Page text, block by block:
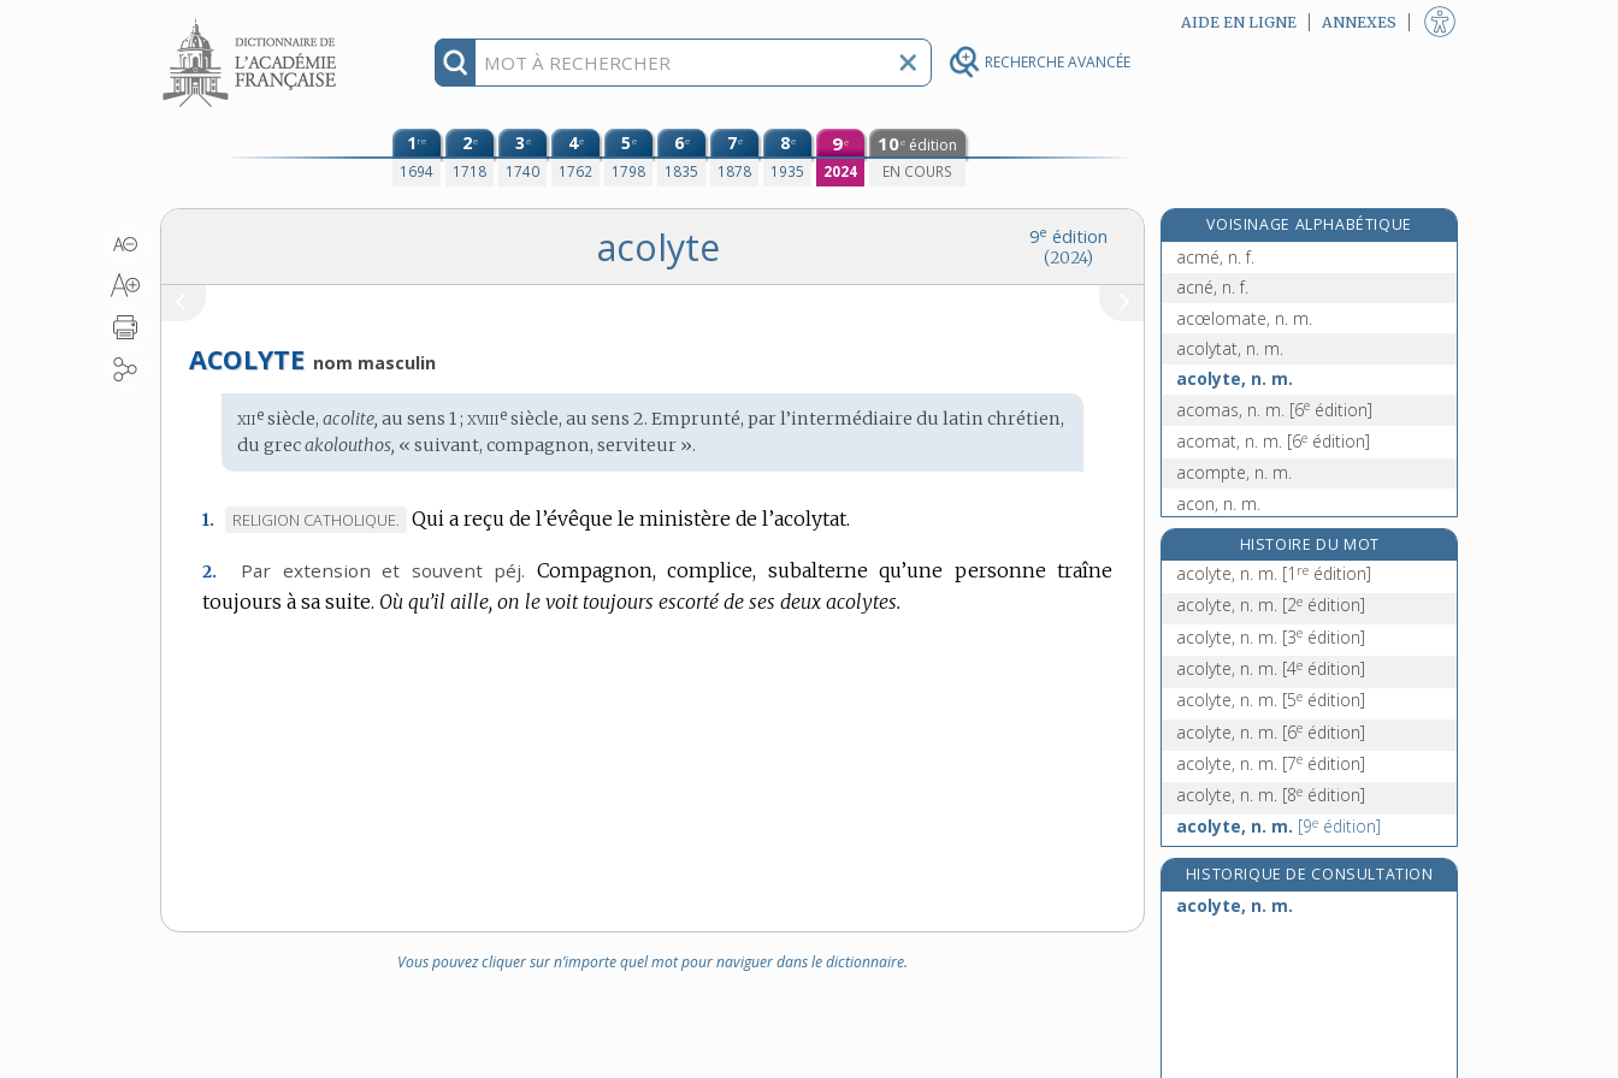
RECHERCHE AVANCÉE
Aller au contenu AIDE EN LIGNE ANNEXES
1re
1694
2e
1718
3e
1740
4e
1762
5e
1798
6e
1835
7e
1878
8e
1935
9e
2024
10e édition
EN COURS
9e édition
(2024)
acolyte
ACOLYTE nom masculin
Étymologie
:
xiie siècle,acolite, au sens 1 ;xviiie siècle, au sens 2. Emprunté, par l’intermédiaire dulatin chrétien,
dugrecakolouthos, « suivant, compagnon, serviteur ».
1.
MARQUE
DOMAINE
:
RELIGION CATHOLIQUE. Qui a reçu de l’évêque le ministère de l’acolytat.
2. Par extension et souvent péj. Compagnon, complice, subalterne qu’une personne traîne
toujours à sa suite. Où qu’il aille, on le voit toujours escorté de ses deux acolytes.
Vous pouvez cliquer sur n’importe quel mot pour naviguer dans le dictionnaire.
VOISINAGE ALPHABÉTIQUE
acinus, n. m.
acmé, n. f.
acné, n. f.
acœlomate, n. m.
acolytat, n. m.
acolyte, n. m.
acomas, n. m. [6e édition]
acomat, n. m. [6e édition]
acompte, n. m.
acon, n. m.
aconage, n. m.
aconier, n. m.
aconit, n. m.
aconitine, n. f.
HISTOIRE DU MOT
acolyte, n. m. [1 re édition]
acolyte, n. m. [2e édition]
acolyte, n. m. [3e édition]
acolyte, n. m. [4e édition]
acolyte, n. m. [5e édition]
acolyte, n. m. [6e édition]
acolyte, n. m. [7e édition]
acolyte, n. m. [8e édition]
acolyte, n. m. [9e édition]
HISTORIQUE DE CONSULTATION
acolyte, n. m.